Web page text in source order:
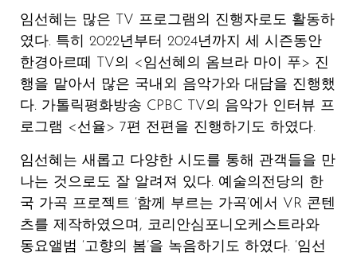
임선혜는 많은 TV 프로그램의 진행자로도 활동하
였다. 특히 2022년부터 2024년까지 세 시즌동안
한경아르떼 TV의 <임선혜의 옴브라 마이 푸> 진
행을 맡아서 많은 국내외 음악가와 대담을 진행했
다. 가톨릭평화방송 CPBC TV의 음악가 인터뷰 프
로그램 <선율> 7편 전편을 진행하기도 하였다.
임선혜는 새롭고 다양한 시도를 통해 관객들을 만
나는 것으로도 잘 알려져 있다. 예술의전당의 한
국 가곡 프로젝트 ‘함께 부르는 가곡’에서 VR 콘텐
츠를 제작하였으며, 코리안심포니오케스트라와
동요앨범 ‘고향의 봄’을 녹음하기도 하였다. ‘임선